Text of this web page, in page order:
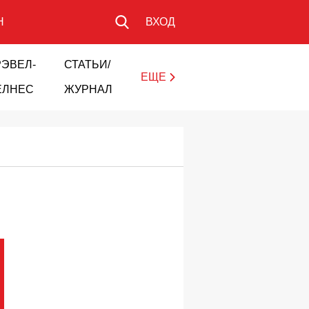
ВХОД
СТАТЬИ/
ЖУРНАЛ
ЕЩЕ